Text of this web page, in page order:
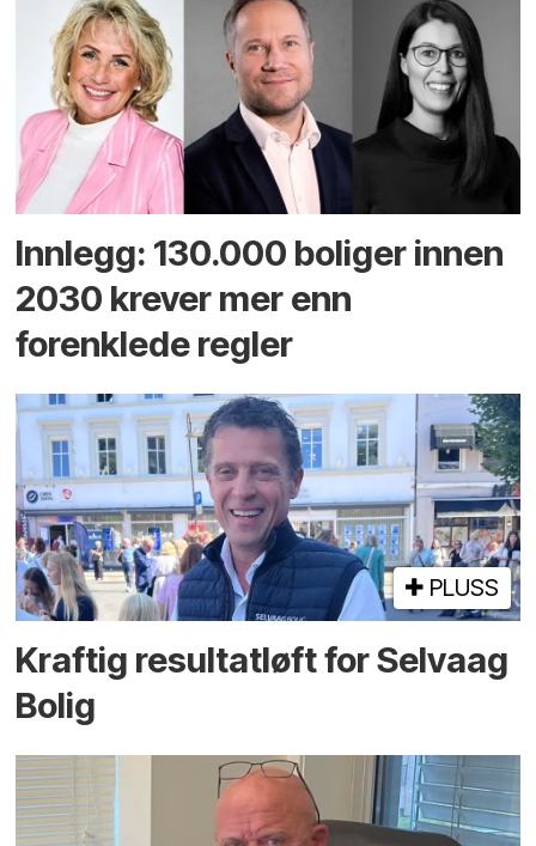
Innlegg: 130.000 boliger innen
2030 krever mer enn
forenklede regler
PLUSS
Kraftig resultatløft for Selvaag
Bolig